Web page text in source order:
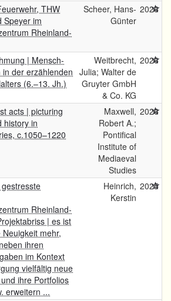
THW
Speyer im
Rheinland-
Scheer, Hans-
Günter
2026
| Mensch-
der erzählenden
(6.–13. Jh.)
Weitbrecht,
Julia; Walter de
Gruyter GmbH
& Co. KG
2026
acts | picturing
history in
c.1050–1220
Maxwell,
Robert A.;
Pontifical
Institute of
Mediaeval
Studies
2026
Rheinland-
| es ist
mehr,
ihren
im Kontext
vielfältig neue
ihre Portfolios
erweitern ...
Heinrich,
Kerstin
2025